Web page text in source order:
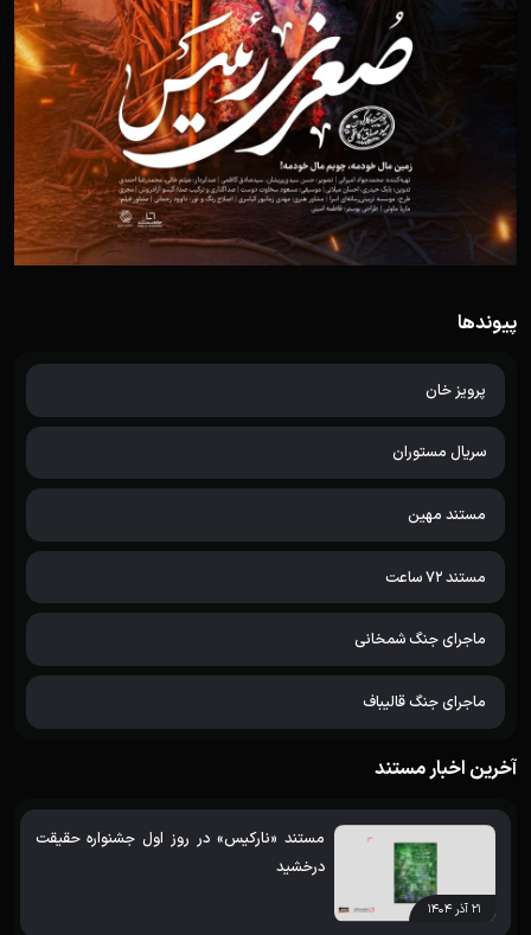
پیوندها
پرویز خان
سریال مستوران
مستند مهین
مستند 72 ساعت
ماجرای جنگ شمخانی
ماجرای جنگ قالیباف
آخرین اخبار مستند
۲۱ آذر ۱۴۰۴
مستند «نارکیس» در روز اول جشنواره حقیقت
درخشید